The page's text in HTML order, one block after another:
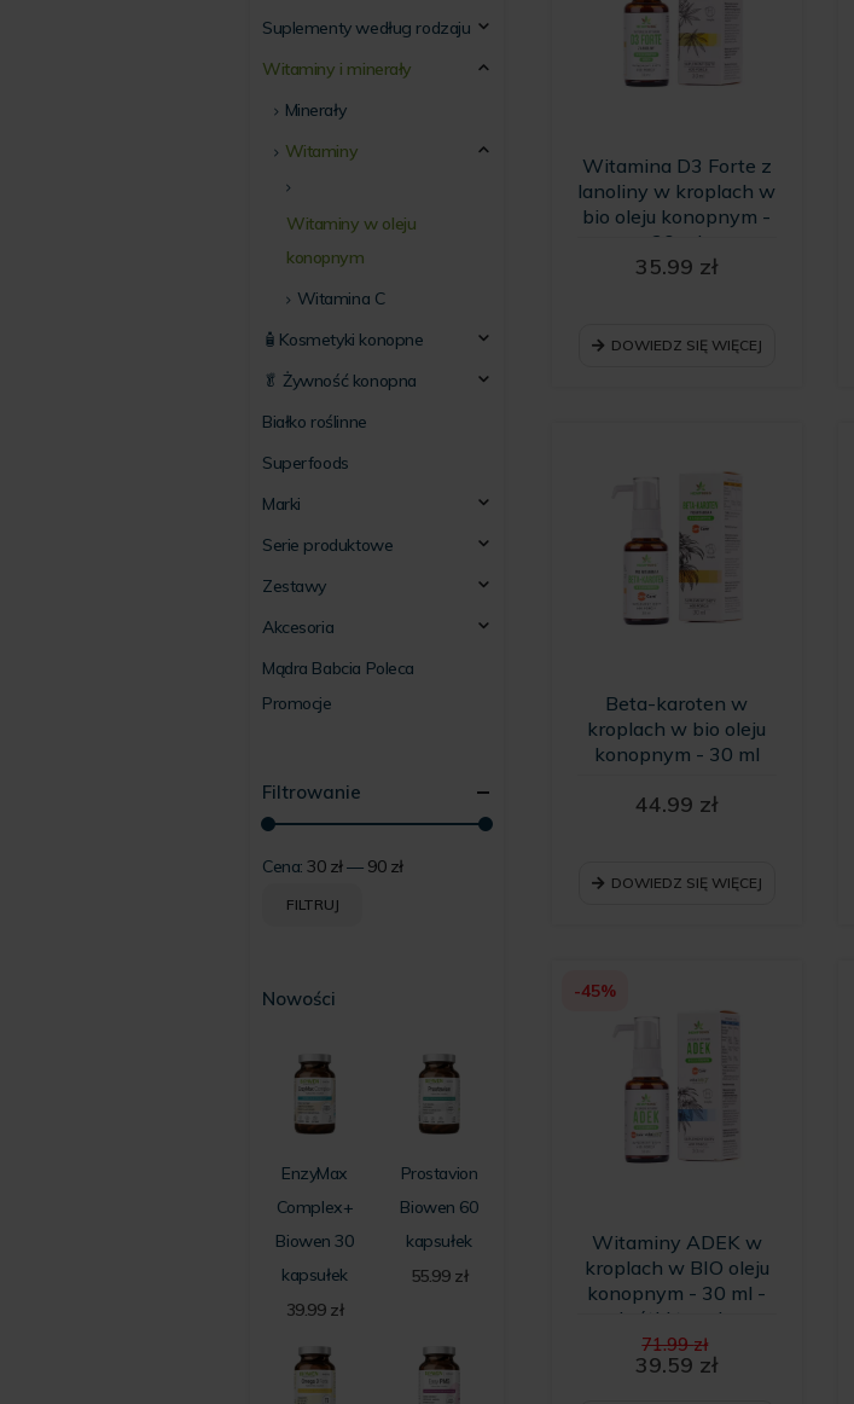
Witamina D3 Forte z
lanoliny w kroplach w
bio oleju konopnym -
30 ml
35.99 zł
DOWIEDZ SIĘ WIĘCEJ
Beta-karoten w
kroplach w bio oleju
konopnym - 30 ml
44.99 zł
DOWIEDZ SIĘ WIĘCEJ
-45%
Witaminy ADEK w
kroplach w BIO oleju
konopnym - 30 ml -
krótki termin
ważności
71.99zł
cena
39.59 zł
Suplementy według rodzaju
Witaminy i minerały
Minerały
Witaminy
Witaminy w oleju
konopnym
Witamina C
🧴Kosmetyki konopne
🥬 Żywność konopna
Białko roślinne
Superfoods
Marki
Serie produktowe
Zestawy
Akcesoria
Mądra Babcia Poleca
Promocje
Filtrowanie
Cena
CenaFILTRUJ
Cena:30 zł— 90 zł
Nowości
EnzyMax
Complex+
Biowen 30
kapsułek
39.99 zł
Prostavion
Biowen 60
kapsułek
55.99 zł